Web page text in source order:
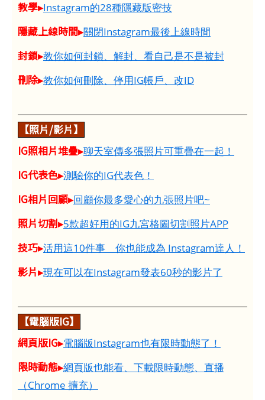
教學▸Instagram的28種隱藏版密技
隱藏上線時間▸關閉Instagram最後上線時間
封鎖▸教你如何封鎖、解封、看自己是不是被封
刪除▸教你如何刪除、停用IG帳戶、改ID
【照片/影片】
IG照相片堆疊▸聊天室傳多張照片可重疊在一起！
IG代表色▸測驗你的IG代表色！
IG相片回顧▸回顧你最多愛心的九張照片吧~
照片切割▸5款超好用的IG九宮格圖切割照片APP
技巧▸活用這10件事 你也能成為 Instagram達人！
影片▸現在可以在Instagram發表60秒的影片了
【電腦版IG】
網頁版IG▸電腦版Instagram也有限時動態了！
限時動態▸網頁版也能看、下載限時動態、直播
（Chrome 擴充）